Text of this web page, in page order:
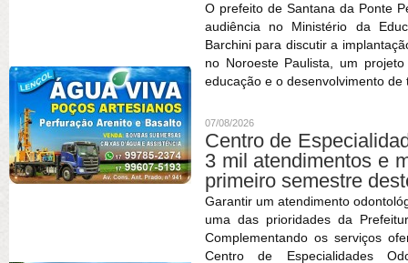
O prefeito de Santana da Ponte
audiência no Ministério da
Barchini para discutir a
no Noroeste Paulista, um
educação e o desenvolvimento
07/08/2026
Centro de
3 mil atendimentos e
primeiro semestre
Garantir um atendimento
uma das prioridades da
Complementando os serviços
Centro de Especialidades